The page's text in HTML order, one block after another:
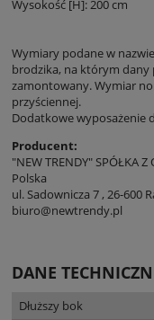
Wysokość [H]: 200 cm
Wymiary podane w
brodzika, na którym dany
zamontowany. Wymiar
przyściennej.
Dodatkowe wyposażenie
Producent:
"NEW TRENDY" SPÓŁKA
Polska
ul. Sadownicza 7 , 26-600
biuro@newtrendy.pl
DANE
Dłuższy bok